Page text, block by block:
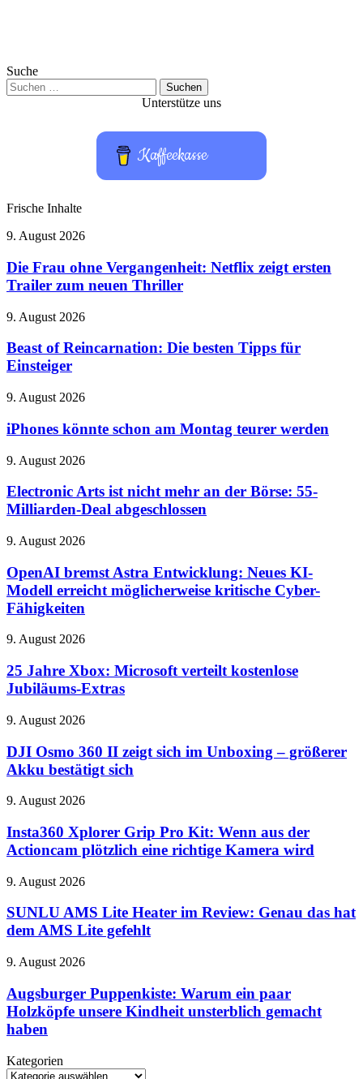
Suche
Suchen
nach:
Unterstütze uns
Kaffeekasse
Frische Inhalte
Die
ohne
Vergangenheit:
Netflix
ersten
zum
neuen
9. August 2026
Die Frau ohne Vergangenheit: Netflix zeigt ersten
Trailer zum neuen Thriller
Beast
Reincarnation:
Die
besten
für
9. August 2026
Beast of Reincarnation: Die besten Tipps für
Einsteiger
iPhones
schon
am
Montag
teurer
werden
9. August 2026
iPhones könnte schon am Montag teurer werden
Electronic
ist
nicht
mehr
der
55-
Milliarden-
Deal
abgeschlossen
9. August 2026
Electronic Arts ist nicht mehr an der Börse: 55-
Milliarden-Deal abgeschlossen
OpenAI
Astra
Entwicklung:
Neues
KI-
erreicht
kritische
Cyber-
9. August 2026
OpenAI bremst Astra Entwicklung: Neues KI-
Modell erreicht möglicherweise kritische Cyber-
Fähigkeiten
25
Xbox:
Microsoft
verteilt
Jubiläums-
9. August 2026
25 Jahre Xbox: Microsoft verteilt kostenlose
Jubiläums-Extras
DJI
360
II
zeigt
im
–
größerer
bestätigt
9. August 2026
DJI Osmo 360 II zeigt sich im Unboxing – größerer
Akku bestätigt sich
Insta360
Grip
Pro
Kit:
aus
Actioncam
plötzlich
richtige
wird
9. August 2026
Insta360 Xplorer Grip Pro Kit: Wenn aus der
Actioncam plötzlich eine richtige Kamera wird
SUNLU
Lite
Heater
im
Genau
hat
dem
AMS
gefehlt
9. August 2026
SUNLU AMS Lite Heater im Review: Genau das hat
dem AMS Lite gefehlt
Augsburger
Warum
ein
paar
Holzköpfe
Kindheit
9. August 2026
Augsburger Puppenkiste: Warum ein paar
Holzköpfe unsere Kindheit unsterblich gemacht
haben
Kategorien
Kategorien